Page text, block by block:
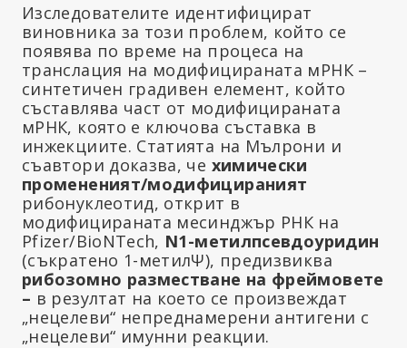
Изследователите идентифицират
виновника за този проблем, който се
появява по време на процеса на
транслация на модифицираната мРНК –
синтетичен градивен елемент, който
съставлява част от модифицираната
мРНК, която е ключова съставка в
инжекциите. Статията на Мълрони и
съавтори доказва, че химически
промененият/модифицираният
рибонуклеотид, открит в
модифицираната месинджър РНК на
Pfizer/BioNTech, N1-метилпсевдоуридин
(съкратено 1-метилΨ), предизвиква
рибозомно разместване на фреймовете
– в резултат на което се произвеждат
„нецелеви“ непреднамерени антигени с
„нецелеви“ имунни реакции.